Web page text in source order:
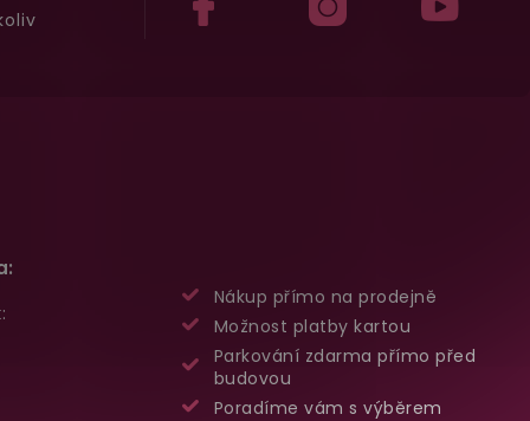
Nákup přímo na prodejně
Možnost platby kartou
Parkování zdarma přímo před
budovou
Poradíme vám s výběrem